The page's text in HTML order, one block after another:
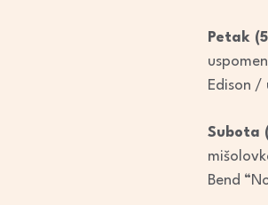
Petak
Edison /
Subota
Bend